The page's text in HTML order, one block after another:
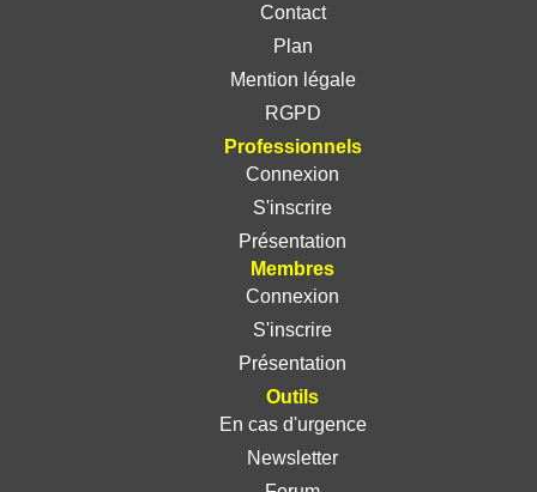
Contact
Plan
Mention légale
RGPD
Professionnels
Connexion
S'inscrire
Présentation
Membres
Connexion
S'inscrire
Présentation
Outils
En cas d'urgence
Newsletter